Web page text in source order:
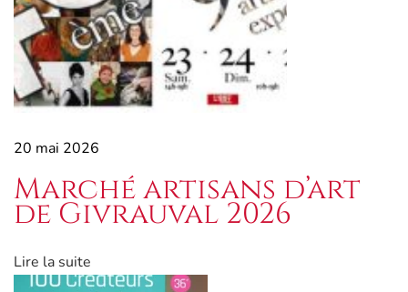
d
a
t
d
e
i
v
20 mai 2026
Marché artisans d’art
de Givrauval 2026
Lire la suite